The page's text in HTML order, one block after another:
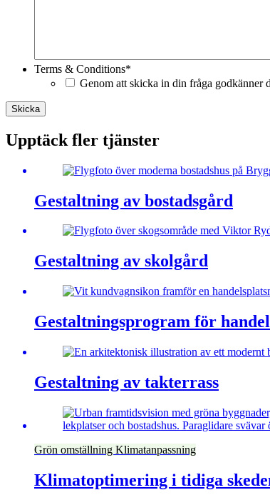
Terms & Conditions*
Genom att skicka in din fråga godkänner
Skicka
Upptäck fler tjänster
Gestaltning av bostadsgård
Gestaltning av skolgård
Gestaltningsprogram för
Gestaltning av takterrass
Grön omställning Klimatanpassning
Klimatoptimering i tidiga